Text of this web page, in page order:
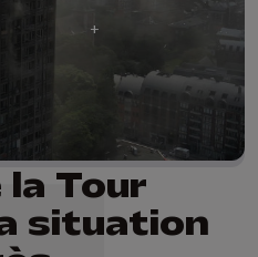
la Tour
situation